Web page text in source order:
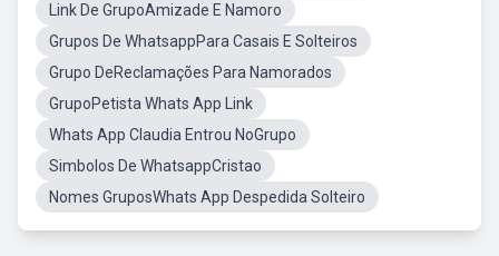
Link De GrupoAmizade E Namoro
Grupos De WhatsappPara Casais E Solteiros
Grupo DeReclamações Para Namorados
GrupoPetista Whats App Link
Whats App Claudia Entrou NoGrupo
Simbolos De WhatsappCristao
Nomes GruposWhats App Despedida Solteiro